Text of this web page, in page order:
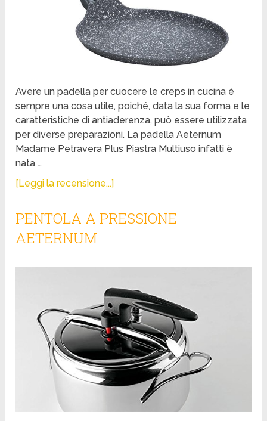
Avere un padella per cuocere le creps in cucina è
sempre una cosa utile, poiché, data la sua forma e le
caratteristiche di antiaderenza, può essere utilizzata
per diverse preparazioni. La padella Aeternum
Madame Petravera Plus Piastra Multiuso infatti è
nata …
[Leggi la recensione...]
PENTOLA A PRESSIONE
AETERNUM